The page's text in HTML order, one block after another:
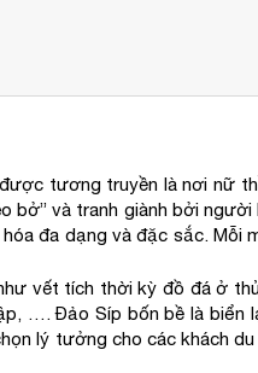
tương truyền là nơi nữ
và tranh giành bởi
đa dạng và đặc sắc.
vết tích thời kỳ đồ đá ở
…. Đảo Síp bốn bề là
lý tưởng cho các khách